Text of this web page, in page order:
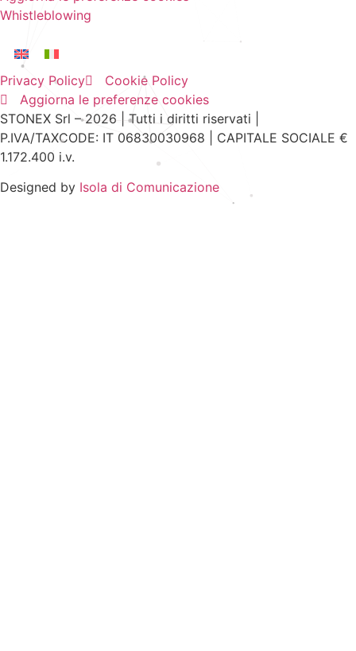
Whistleblowing
Privacy Policy
Cookie Policy
Aggiorna le preferenze cookies
STONEX Srl – 2026 | Tutti i diritti riservati |
P.IVA/TAXCODE: IT 06830030968 | CAPITALE SOCIALE €
1.172.400 i.v.
Designed by Isola di Comunicazione